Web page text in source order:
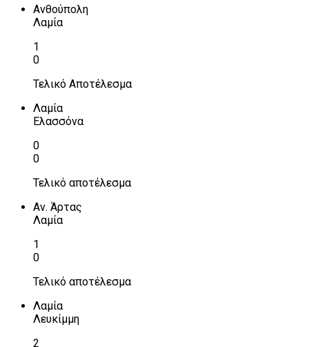
Ανθούπολη
Λαμία
1
0
Τελικό Αποτέλεσμα
Λαμία
Ελασσόνα
0
0
Τελικό αποτέλεσμα
Αν. Άρτας
Λαμία
1
0
Τελικό αποτέλεσμα
Λαμία
Λευκίμμη
2